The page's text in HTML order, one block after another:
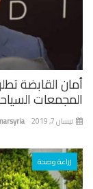
القابضة تطلق
السياحية...
emmarsyria 7, 2019
زراعة وصحة